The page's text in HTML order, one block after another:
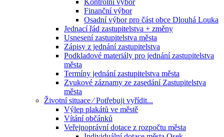
Kontrolní výbor
Finanční výbor
Osadní výbor pro část obce Dlouhá Louka
Jednací řád zastupitelstva + změny
Usnesení zastupitelstva města
Zápisy z jednání zastupitelstva
Podkladové materiály pro jednání zastupitelstva
města
Termíny jednání zastupitelstva města
Zvukové záznamy ze zasedání Zastupitelstva
města
Životní situace ⁄ Potřebuji vyřídit...
Výlep plakátů ve městě
Vítání občánků
Veřejnoprávní dotace z rozpočtu města